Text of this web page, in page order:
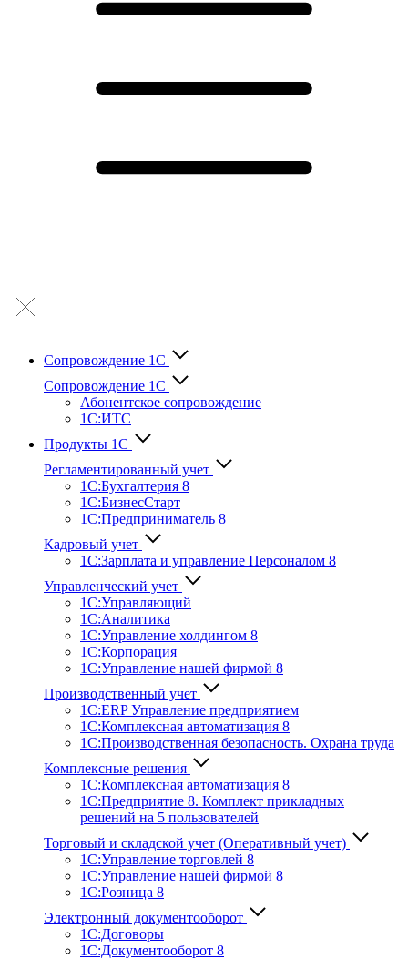
Сопровождение 1С
Сопровождение 1С
Абонентское сопровождение
1С:ИТС
Продукты 1С
Регламентированный учет
1C:Бухгалтерия 8
1С:БизнесСтарт
1C:Предприниматель 8
Кадровый учет
1С:Зарплата и управление Персона­лом 8
Управленческий учет
1С:Управляющий
1С:Аналитика
1С:Управление холдингом 8
1С:Корпорация
1С:Управление нашей фирмой 8
Производственный учет
1С:ERP Управление предприятием
1С:Комплексная автоматизация 8
1С:Производственная безопасность. Охрана труда
Комплексные решения
1С:Комплексная автоматизация 8
1С:Предприятие 8. Комплект прикладных
решений на 5 пользователей
Торговый и складской учет (Оперативный учет)
1С:Управление торговлей 8
1С:Управление нашей фирмой 8
1С:Розница 8
Электронный документооборот
1С:Договоры
1С:Документооборот 8